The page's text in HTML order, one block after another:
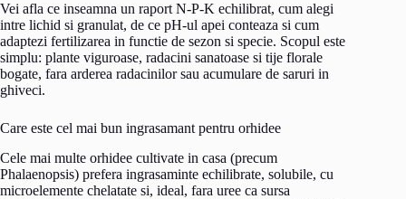
Vei afla ce inseamna un raport N-P-K echilibrat, cum alegi
intre lichid si granulat, de ce pH-ul apei conteaza si cum
adaptezi fertilizarea in functie de sezon si specie. Scopul este
simplu: plante viguroase, radacini sanatoase si tije florale
bogate, fara arderea radacinilor sau acumulare de saruri in
ghiveci.
Care este cel mai bun ingrasamant pentru orhidee
Cele mai multe orhidee cultivate in casa (precum
Phalaenopsis) prefera ingrasaminte echilibrate, solubile, cu
microelemente chelatate si, ideal, fara uree ca sursa